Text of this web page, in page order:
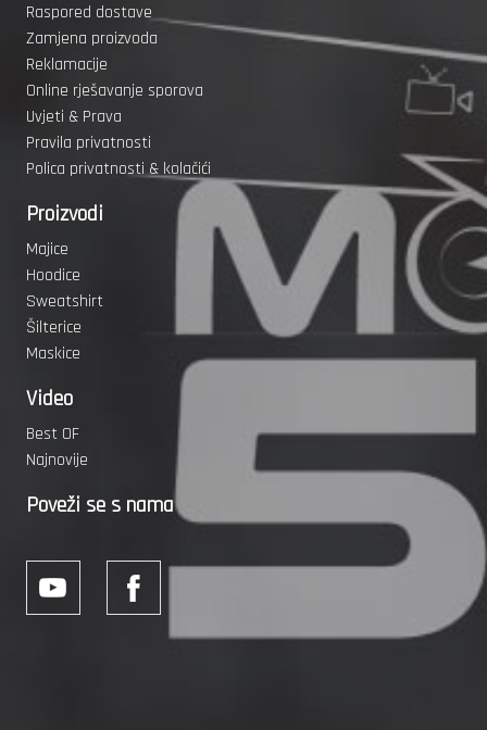
Raspored dostave
Zamjena proizvoda
Reklamacije
Online rješavanje sporova
Uvjeti & Prava
Pravila privatnosti
Polica privatnosti & kolačići
Proizvodi
Majice
Hoodice
Sweatshirt
Šilterice
Maskice
Video
Best OF
Najnovije
Poveži se s nama